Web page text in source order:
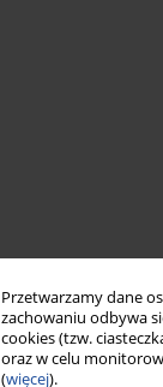
Przetwarzamy dane
zachowaniu odbywa
cookies (tzw.
oraz w celu
(więcej).